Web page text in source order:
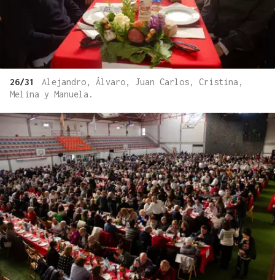
26/31
Alejandro, Álvaro, Juan Carlos, Cristina,
Melina y Manuela.